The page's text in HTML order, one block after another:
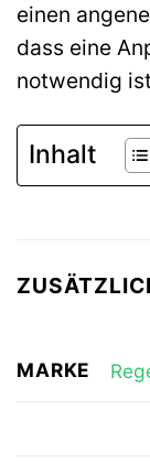
einen
dass eine
notwendig
Inhalt
MARKE